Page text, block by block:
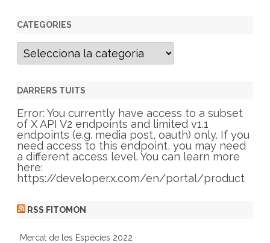
CATEGORIES
C
t
g
r
i
e
s
DARRERS TUITS
Error: You currently have access to a subset
of X API V2 endpoints and limited v1.1
endpoints (e.g. media post, oauth) only. If you
need access to this endpoint, you may need
a different access level. You can learn more
here:
https://developer.x.com/en/portal/product
RSS FITOMON
Mercat de les Espècies 2022